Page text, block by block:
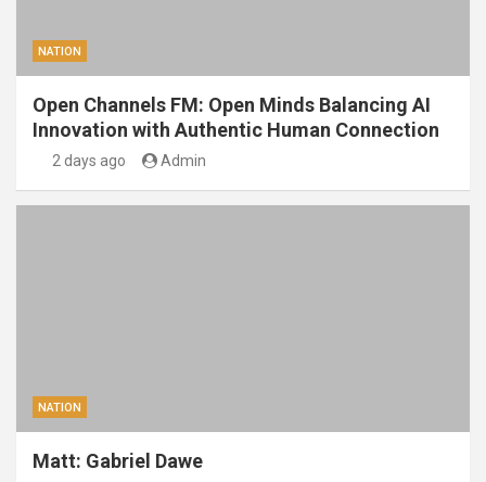
NATION
Open Channels FM: Open Minds Balancing AI
Innovation with Authentic Human Connection
2 days ago Admin
NATION
Matt: Gabriel Dawe